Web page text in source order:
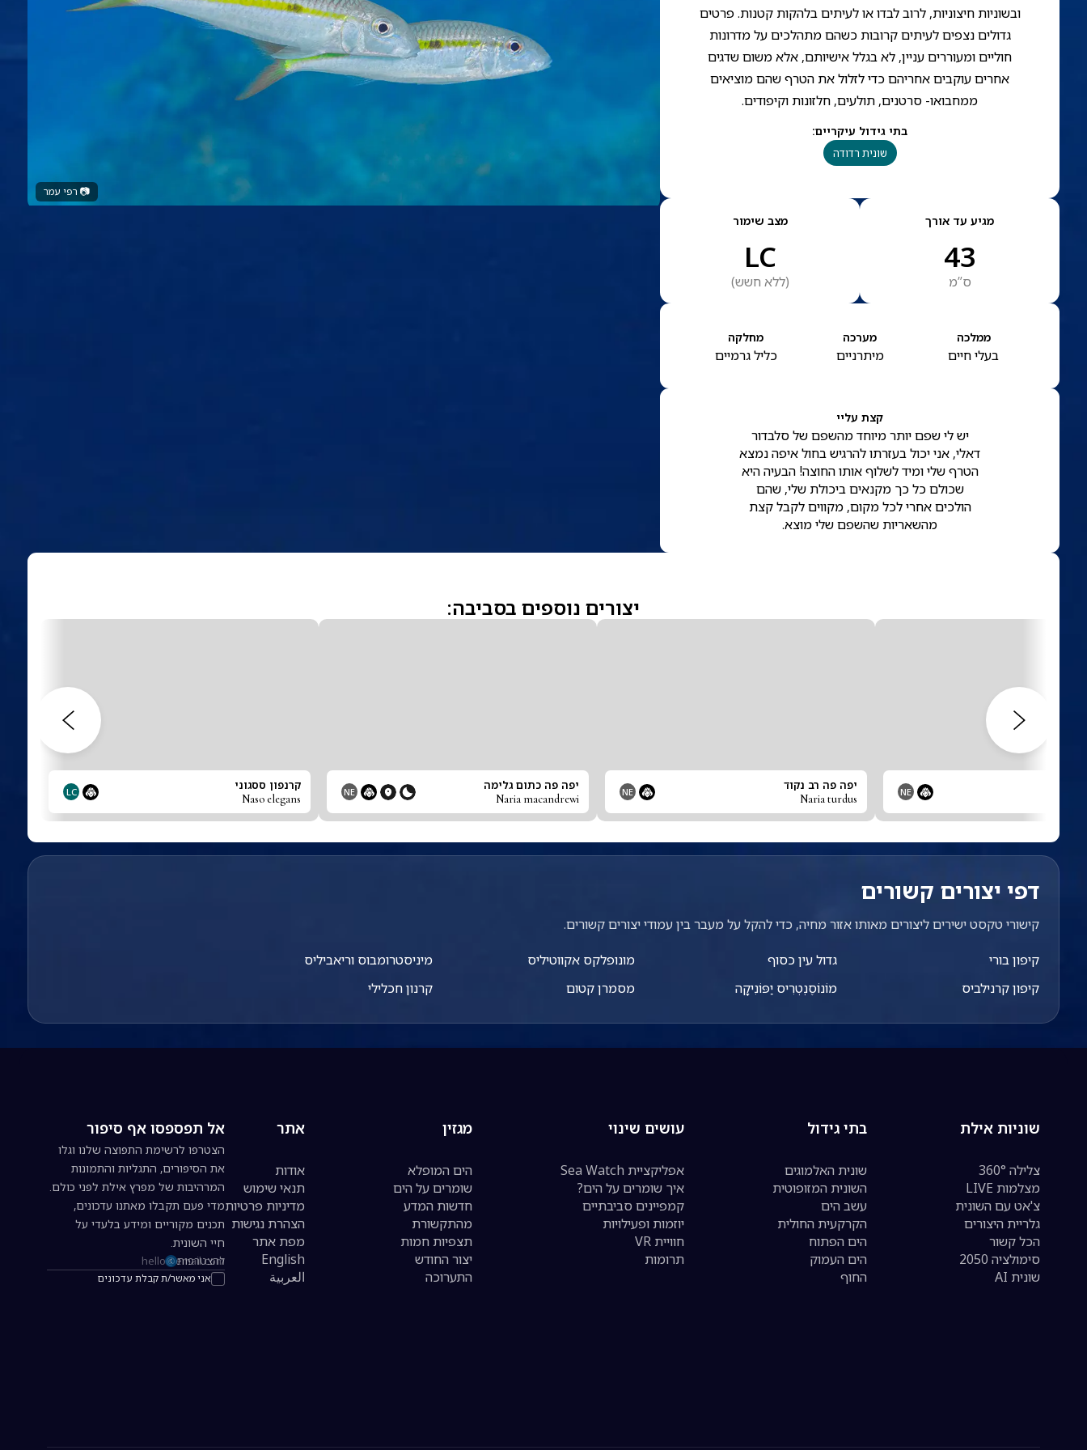
📷 רפי עמר
ובשוניות חיצוניות, לרוב לבדו או לעיתים בלהקות קטנות. פרטים
גדולים נצפים לעיתים קרובות כשהם מתהלכים על מדרונות
חוליים ומעוררים עניין, לא בגלל אישיותם, אלא משום שדגים
אחרים עוקבים אחריהם כדי לזלול את הטרף שהם מוציאים
ממחבואו- סרטנים, תולעים, חלזונות וקיפודים.
בתי גידול עיקריים:
שונית רדודה
מגיע עד אורך
43
ס”מ
מצב שימור
LC
(ללא חשש)
ממלכה
בעלי חיים
מערכה
מיתרניים
מחלקה
כליל גרמיים
קצת עליי
יש לי שפם יותר מיוחד מהשפם של סלבדור
דאלי, אני יכול בעזרתו להרגיש בחול איפה נמצא
הטרף שלי ומיד לשלוף אותו החוצה! הבעיה היא
שכולם כל כך מקנאים ביכולת שלי, שהם
הולכים אחרי לכל מקום, מקווים לקבל קצת
מהשאריות שהשפם שלי מוצא.
יצורים נוספים בסביבה:
NE יפה פה רב נקוד
Naria turdus
NE יפה פה כתום גלימה
Naria macandrewi
NE קרנפון ססגוני
Naso elegans
LC
דפי יצורים קשורים
קישורי טקסט ישירים ליצורים מאותו אזור מחיה, כדי להקל על מעבר בין עמודי יצורים קשורים.
קיפון בורי
קיפון קרנילביס
גדול עין כסוף
מוֹנוֹסֶנְטְרִיס יַפּוֹנִיקָה
מונופלקס אקווטיליס
מסמרן קטום
מיניסטרומבוס וריאביליס
קרנון חכלילי
שוניות אילת
צלילה 360°
מצלמות LIVE
צ'אט עם השונית
גלריית היצורים
הכל קשור
סימולציה 2050
שונית AI
בתי גידול
שונית האלמוגים
השונית המזופוטית
עשב הים
הקרקעית החולית
הים הפתוח
הים העמוק
החוף
עושים שינוי
אפליקציית Sea Watch
איך שומרים על הים?
קמפיינים סביבתיים
יוזמות ופעילויות
חוויית VR
תרומות
מגזין
הים המופלא
שומרים על הים
חדשות המדע
מהתקשורת
תצפיות חמות
יצור החודש
התערוכה
אתר
אודות
תנאי שימוש
מדיניות פרטיות
הצהרת נגישות
מפת אתר
English
العربية
אל תפספסו אף סיפור
הצטרפו לרשימת התפוצה שלנו וגלו
את הסיפורים, התגליות והתמונות
המרהיבות של מפרץ אילת לפני כולם.
מדי פעם תקבלו מאתנו עדכונים,
תכנים מקוריים ומידע בלעדי על
חיי השונית.
כתובת אימייל להרשמה לניוזלטר
אני מאשר/ת קבלת עדכונים
להצטרפות